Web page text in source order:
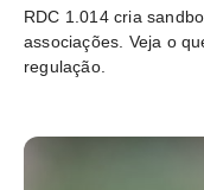
RDC 1.014 cria
associações. Veja o
regulação.